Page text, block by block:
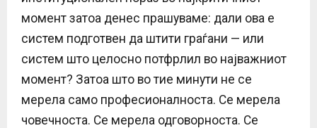
момент затоа денес прашуваме: дали ова е
систем подготвен да штити граѓани — или
систем што целосно потфрлил во најважниот
момент? Затоа што во тие минути не се
мерела само професионалноста. Се мерела
човечноста. Се мерела одговорноста. Се